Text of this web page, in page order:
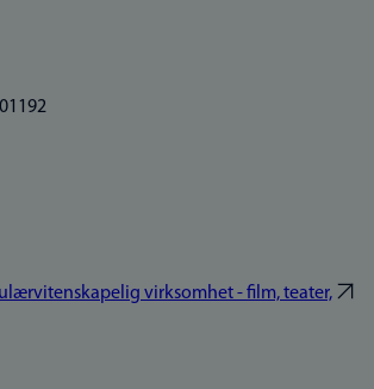
virksomhet - film, teater,